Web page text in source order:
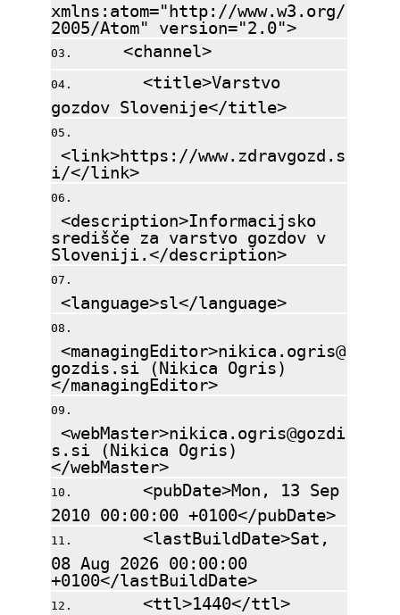
xmlns:atom="http://www.w3.org/
2005/Atom" version="2.0">
<channel>
<title>Varstvo
gozdov Slovenije</title>
<link>https://www.zdravgozd.s
i/</link>
<description>Informacijsko
središče za varstvo gozdov v
Sloveniji.</description>
<language>sl</language>
<managingEditor>nikica.ogris@
gozdis.si (Nikica Ogris)
</managingEditor>
<webMaster>nikica.ogris@gozdi
s.si (Nikica Ogris)
</webMaster>
<pubDate>Mon, 13 Sep
2010 00:00:00 +0100</pubDate>
<lastBuildDate>Sat,
08 Aug 2026 00:00:00
+0100</lastBuildDate>
<ttl>1440</ttl>